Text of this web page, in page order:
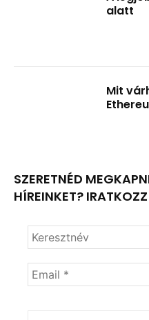
alatt
Mit
SZERETNÉD
HÍREINKET?